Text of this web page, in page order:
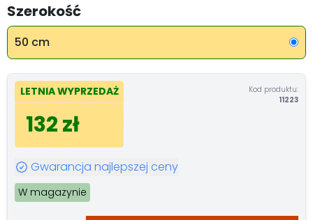
Szerokość
50 cm
LETNIA WYPRZEDAŻ
132 zł
Kod produktu:
11223
Gwarancja najlepszej ceny
W magazynie